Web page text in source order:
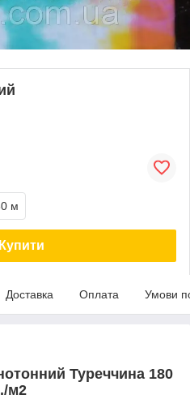
м
Купити
Доставка Оплата Умови
Туреччина 180
м2